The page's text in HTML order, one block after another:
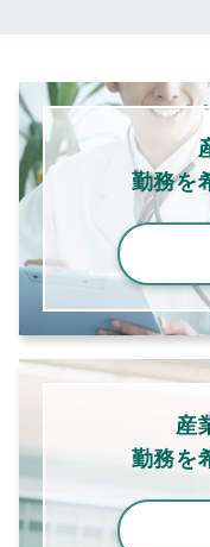
勤務を
産
勤務を